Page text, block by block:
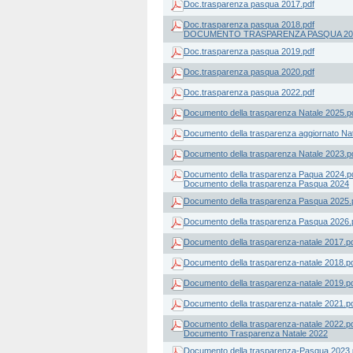
Doc.trasparenza pasqua 2017.pdf
Doc.trasparenza pasqua 2018.pdf
DOCUMENTO TRASPARENZA PASQUA
Doc.trasparenza pasqua 2019.pdf
Doc.trasparenza pasqua 2020.pdf
Doc.trasparenza pasqua 2022.pdf
Documento della trasparenza Natale
Documento della trasparenza aggiornato
Documento della trasparenza Natale
Documento della trasparenza Paqua
Documento della trasparenza Pasqua 2024
Documento della trasparenza Pasqua
Documento della trasparenza Pasqua
Documento della trasparenza-natale
Documento della trasparenza-natale
Documento della trasparenza-natale
Documento della trasparenza-natale
Documento della trasparenza-natale
Documento Trasparenza Natale 2022
Documento della trasparenza-Pasqua